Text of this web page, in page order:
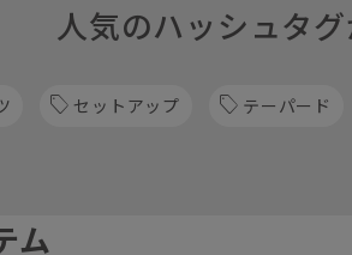
人気のハッシュタ
セットアップ テーパード
ム